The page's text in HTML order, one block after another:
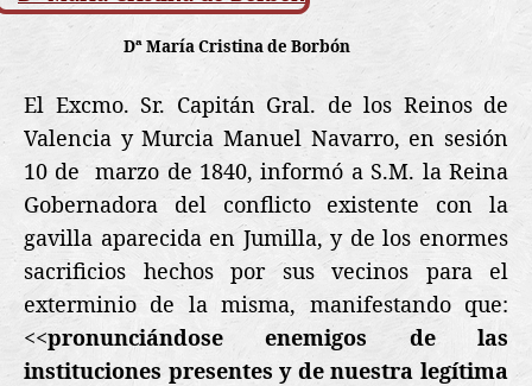
Dª María Cristina de Borbón
El Excmo. Sr. Capitán Gral. de los Reinos de
Valencia y Murcia Manuel Navarro, en sesión
10 de marzo de 1840, informó a S.M. la Reina
Gobernadora del conflicto existente con la
gavilla aparecida en Jumilla, y de los enormes
sacrificios hechos por sus vecinos para el
exterminio de la misma, manifestando que:
<<pronunciándose enemigos de las
instituciones presentes y de nuestra legítima